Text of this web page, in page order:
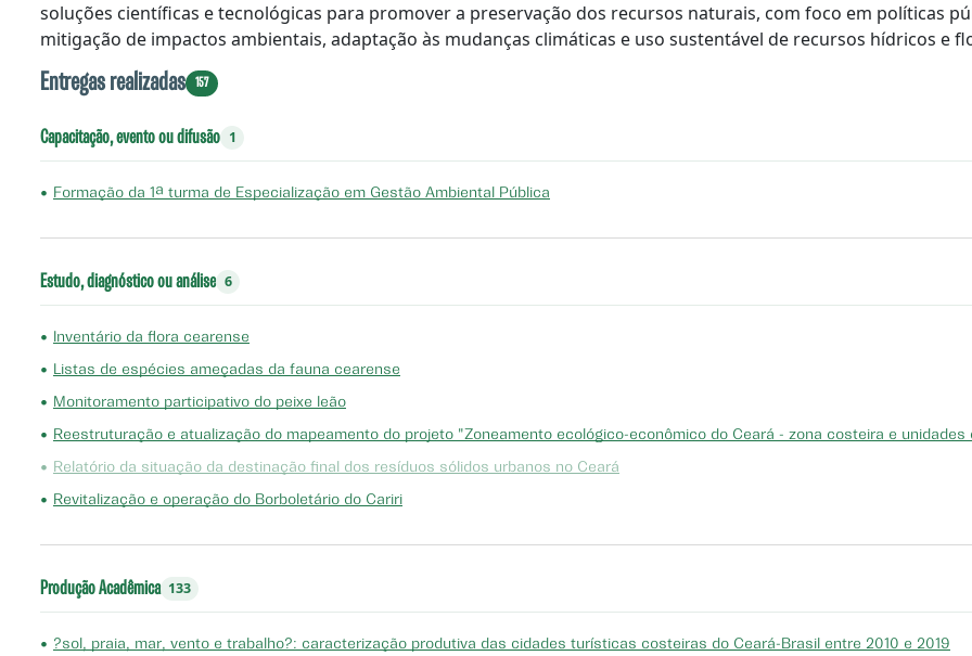
soluções científicas e tecnológicas para promover a preservação dos recursos naturais, com foco em políticas
mitigação de impactos ambientais, adaptação às mudanças climáticas e uso sustentável de recursos hídricos e
Entregas realizadas 157
Capacitação, evento ou difusão 1
• Formação da 1ª turma de Especialização em Gestão Ambiental Pública
Estudo, diagnóstico ou análise 6
• Inventário da flora cearense
• Listas de espécies ameçadas da fauna cearense
• Monitoramento participativo do peixe leão
• Reestruturação e atualização do mapeamento do projeto "Zoneamento ecológico-econômico do Ceará - zona costeira e
• Relatório da situação da destinação final dos resíduos sólidos urbanos no Ceará
• Revitalização e operação do Borboletário do Cariri
Produção Acadêmica 133
• ?sol, praia, mar, vento e trabalho?: caracterização produtiva das cidades turísticas costeiras do Ceará-Brasil entre 2010 e 2019